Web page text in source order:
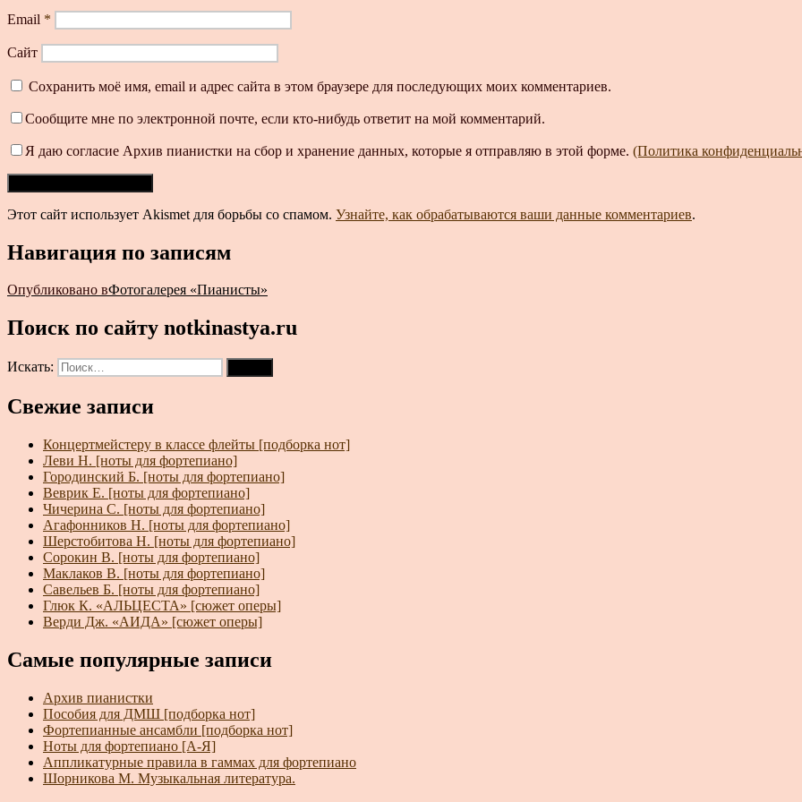
Email *
Сайт
Сохранить моё имя, email и адрес сайта в этом браузере для последующих моих комментариев.
Сообщите мне по электронной почте, если кто-нибудь ответит на мой комментарий.
Я даю согласие Архив пианистки на сбор и хранение данных, которые я отправляю в этой форме. (Политика
Этот сайт использует Akismet для борьбы со спамом. Узнайте, как обрабатываются ваши данные комментариев.
Навигация по записям
Опубликовано вФотогалерея «Пианисты»
Поиск по сайту notkinastya.ru
Искать:
Свежие записи
Концертмейстеру в классе флейты [подборка нот]
Леви Н. [ноты для фортепиано]
Городинский Б. [ноты для фортепиано]
Веврик Е. [ноты для фортепиано]
Чичерина С. [ноты для фортепиано]
Агафонников Н. [ноты для фортепиано]
Шерстобитова Н. [ноты для фортепиано]
Сорокин В. [ноты для фортепиано]
Маклаков В. [ноты для фортепиано]
Савельев Б. [ноты для фортепиано]
Глюк К. «АЛЬЦЕСТА» [сюжет оперы]
Верди Дж. «АИДА» [сюжет оперы]
Самые популярные записи
Архив пианистки
Пособия для ДМШ [подборка нот]
Фортепианные ансамбли [подборка нот]
Ноты для фортепиано [А-Я]
Аппликатурные правила в гаммах для фортепиано
Шорникова М. Музыкальная литература.